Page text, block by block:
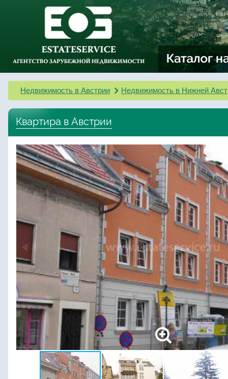
Недвижимость в Австрии Недвижимость в Нижней
Квартира в Австрии